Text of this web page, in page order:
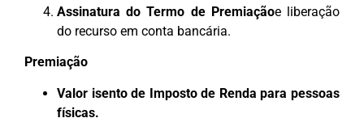
Assinatura do Termo de Premiaçãoe liberação
do recurso em conta bancária.
Premiação
Valor isento de Imposto de Renda para pessoas
físicas.